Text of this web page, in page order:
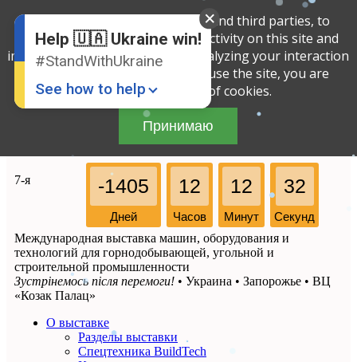
Russian
Ukrainian
-1405
Дней
12
Часов
12
Минут
32
Секунд
7-я
Международная выставка машин, оборудования и
технологий для горнодобывающей, угольной и
строительной промышленности
Зустрінемось після перемоги! • Украина • Запорожье • ВЦ
«Козак Палац»
О выставке
Разделы выставки
Спецтехника BuildTech
Help 🇺🇦 Ukraine win!
#StandWithUkraine
See how to help
Donate
💸
Support Ukraine
❤
Share this widget
We use cookies, both our own and third parties, to
determine the amount of your activity on this site and
improve the service offered by analyzing your interaction
with the site. By continuing to use the site, you are
agreeing to our use of cookies.
Принимаю